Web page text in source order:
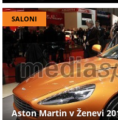
SALONI
Aston Martin v Ženevi